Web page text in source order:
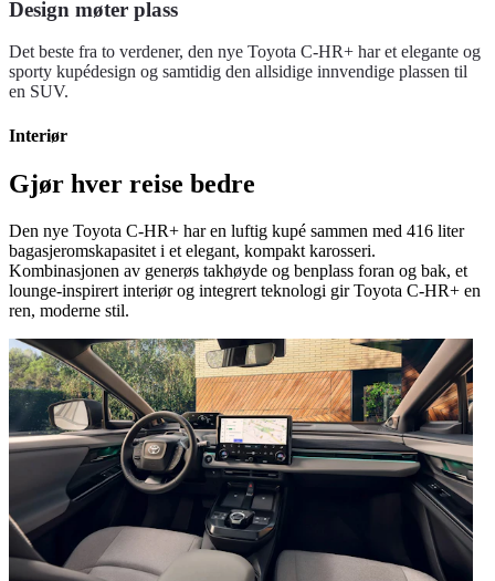
Design møter plass
Det beste fra to verdener, den nye Toyota C-HR+ har et elegante og
sporty kupédesign og samtidig den allsidige innvendige plassen til
en SUV.
Interiør
Gjør hver reise bedre
Den nye Toyota C-HR+ har en luftig kupé sammen med 416 liter
bagasjeromskapasitet i et elegant, kompakt karosseri.
Kombinasjonen av generøs takhøyde og benplass foran og bak, et
lounge-inspirert interiør og integrert teknologi gir Toyota C-HR+ en
ren, moderne stil.